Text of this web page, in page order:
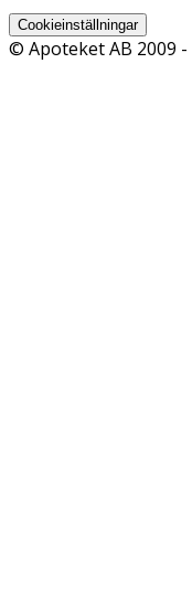
Cookieinställningar
© Apoteket AB 2009 -